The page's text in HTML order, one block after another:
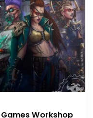
Games Workshop